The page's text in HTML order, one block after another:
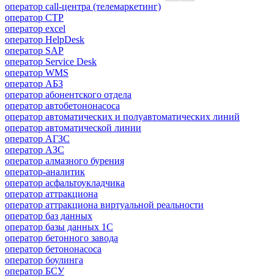
оператор call-центра (телемаркетинг)
оператор CTP
оператор excel
оператор HelpDesk
оператор SAP
оператор Service Desk
оператор WMS
оператор АБЗ
оператор абонентского отдела
оператор автобетононасоса
оператор автоматических и полуавтоматических линий
оператор автоматической линии
оператор АГЗС
оператор АЗС
оператор алмазного бурения
оператор-аналитик
оператор асфальтоукладчика
оператор аттракциона
оператор аттракциона виртуальной реальности
оператор баз данных
оператор базы данных 1С
оператор бетонного завода
оператор бетононасоса
оператор боулинга
оператор БСУ